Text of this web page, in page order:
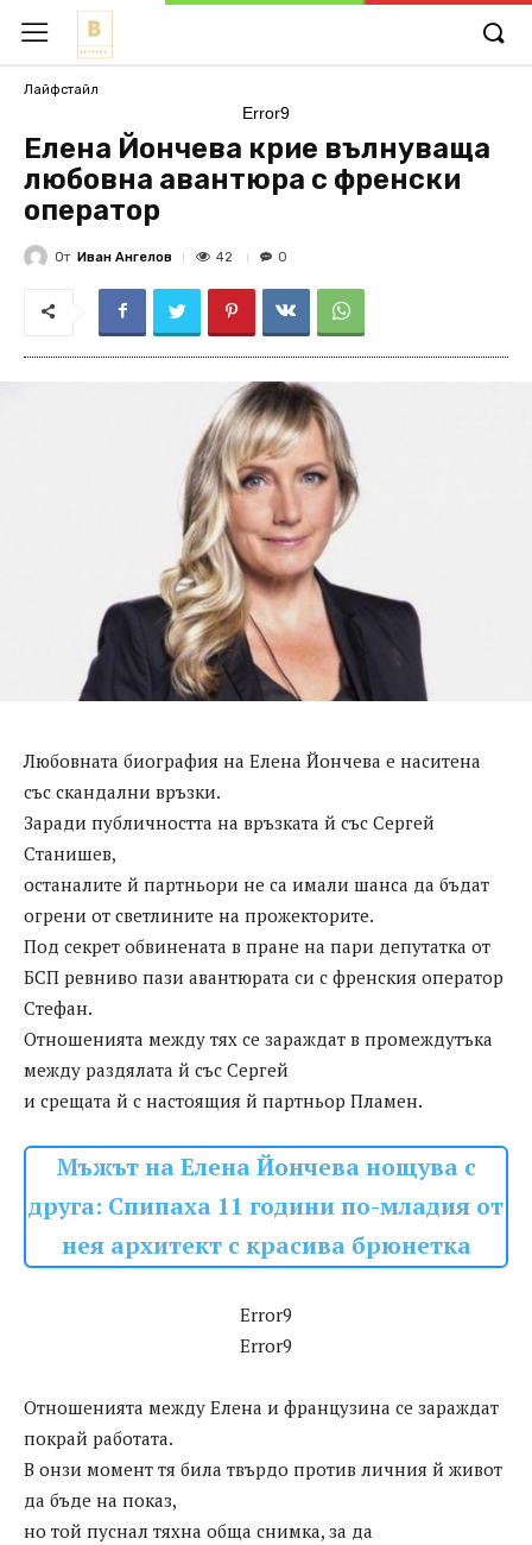
Лайфстайл
Error9
Елена Йончева крие вълнуваща
любовна авантюра с френски
оператор
От Иван Ангелов 42 0
Любовната биография на Елена Йончева е наситена
със скандални връзки.
Заради публичността на връзката й със Сергей
Станишев,
останалите й партньори не са имали шанса да бъдат
огрени от светлините на прожекторите.
Под секрет обвинената в пране на пари депутатка от
БСП ревниво пази авантюрата си с френския оператор
Стефан.
Отношенията между тях се зараждат в промеждутъка
между раздялата й със Сергей
и срещата й с настоящия й партньор Пламен.
Мъжът на Елена Йончева нощува с
друга: Спипаха 11 години по-младия от
нея архитект с красива брюнетка
Error9
Error9
Отношенията между Елена и французина се зараждат
покрай работата.
В онзи момент тя била твърдо против личния й живот
да бъде на показ,
но той пуснал тяхна обща снимка, за да